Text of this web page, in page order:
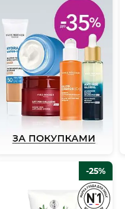
-25%